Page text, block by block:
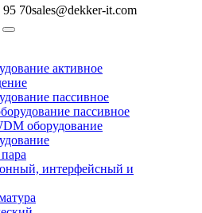
95 70sales@dekker-it.com
активное
пассивное
пассивное
оборудование
интерфейсный и